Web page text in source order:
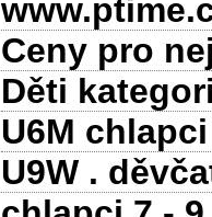
Ceny pro
Děti
U6M
U9W .